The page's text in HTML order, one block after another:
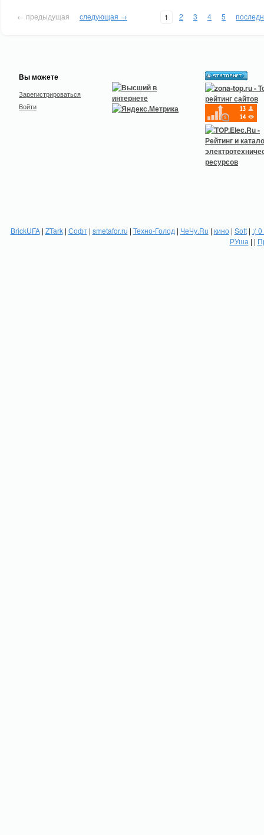
← предыдущая следующая → 1 2 3 4 5
Вы можете
Зарегистрироваться
Войти
BrickUFA| ZTark| Софт| smetafor.ru | Техно-Голод | ЧеЧу.Ru | кино| Soft| :(
РУша | |